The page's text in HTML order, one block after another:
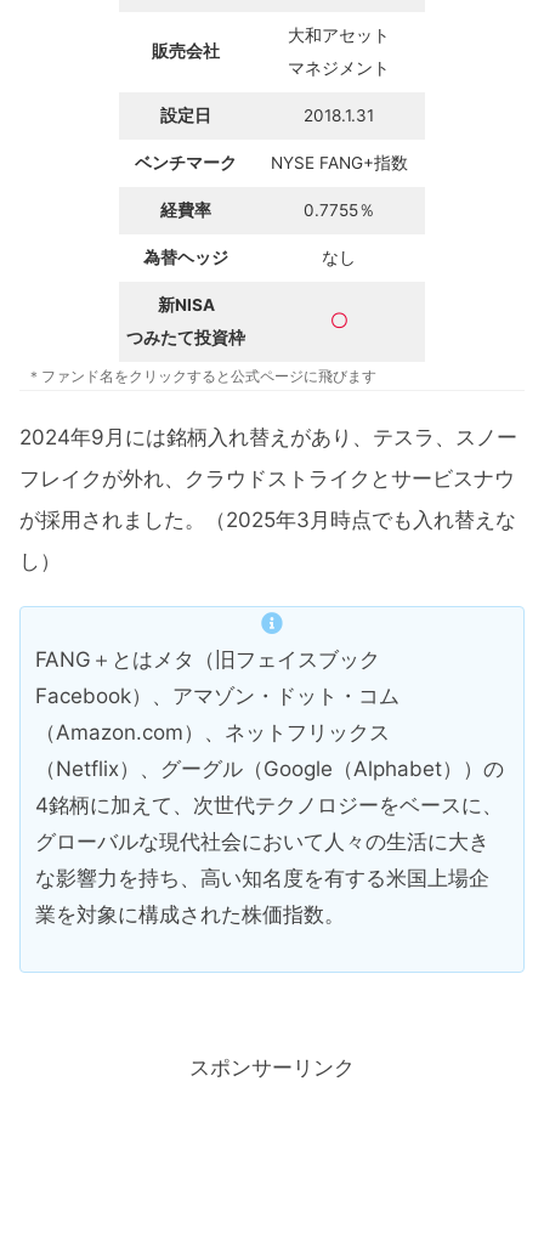
販売会社
大和アセット
マネジメント
設定日 2018.1.31
ベンチマーク NYSE FANG+指数
経費率 0.7755％
為替ヘッジ なし
新NISA
つみたて投資枠
〇
＊ファンド名をクリックすると公式ページに飛びます
2024年9月には銘柄入れ替えがあり、テスラ、スノー
フレイクが外れ、クラウドストライクとサービスナウ
が採用されました。（2025年3月時点でも入れ替えな
し）
FANG＋とはメタ（旧フェイスブック
Facebook）、アマゾン・ドット・コム
（Amazon.com）、ネットフリックス
（Netflix）、グーグル（Google（Alphabet））の
4銘柄に加えて、次世代テクノロジーをベースに、
グローバルな現代社会において人々の生活に大き
な影響力を持ち、高い知名度を有する米国上場企
業を対象に構成された株価指数。
スポンサーリンク